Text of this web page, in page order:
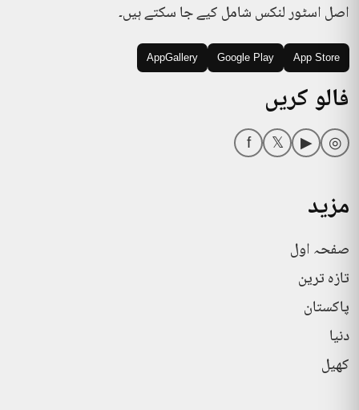
اصل اسٹور لنکس شامل کیے جا سکتے ہیں۔
App Store
Google Play
AppGallery
فالو کریں
◎
▶
𝕏
f
مزید
صفحہ اول
تازہ ترین
پاکستان
دنیا
کھیل